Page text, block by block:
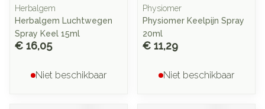
Herbalgem
Herbalgem Luchtwegen
Spray Keel 15ml
€ 16,05
Niet beschikbaar
Physiomer
Physiomer Keelpijn Spray
20ml
€ 11,29
Niet beschikbaar